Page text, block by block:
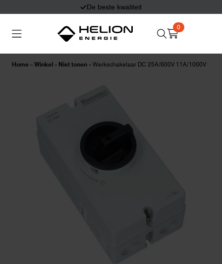
Eerlijk en deskundig advies
0
Home » Winkel » Niet tonen » Werkschakelaar DC 25A/600V 11A/1000V
Thuisbatterijen Zonnepanelen